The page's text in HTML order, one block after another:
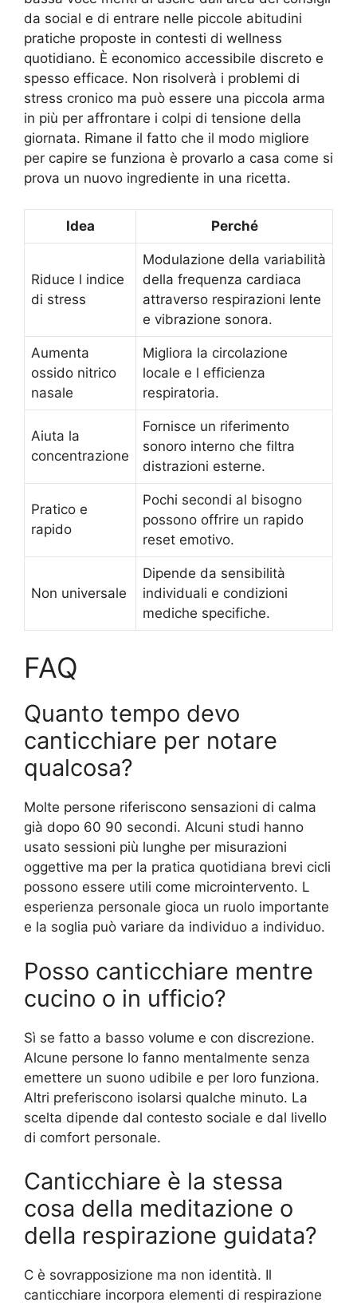
da social e di entrare nelle piccole abitudini
pratiche proposte in contesti di wellness
quotidiano. È economico accessibile discreto e
spesso efficace. Non risolverà i problemi di
stress cronico ma può essere una piccola arma
in più per affrontare i colpi di tensione della
giornata. Rimane il fatto che il modo migliore
per capire se funziona è provarlo a casa come si
prova un nuovo ingrediente in una ricetta.
Idea Perché
Riduce l indice
di stress
Modulazione della variabilità
della frequenza cardiaca
attraverso respirazioni lente
e vibrazione sonora.
Aumenta
ossido nitrico
nasale
Migliora la circolazione
locale e l efficienza
respiratoria.
Aiuta la
concentrazione
Fornisce un riferimento
sonoro interno che filtra
distrazioni esterne.
Pratico e
rapido
Pochi secondi al bisogno
possono offrire un rapido
reset emotivo.
Non universale
Dipende da sensibilità
individuali e condizioni
mediche specifiche.
FAQ
Quanto tempo devo
canticchiare per notare
qualcosa?
Molte persone riferiscono sensazioni di calma
già dopo 60 90 secondi. Alcuni studi hanno
usato sessioni più lunghe per misurazioni
oggettive ma per la pratica quotidiana brevi cicli
possono essere utili come microintervento. L
esperienza personale gioca un ruolo importante
e la soglia può variare da individuo a individuo.
Posso canticchiare mentre
cucino o in ufficio?
Sì se fatto a basso volume e con discrezione.
Alcune persone lo fanno mentalmente senza
emettere un suono udibile e per loro funziona.
Altri preferiscono isolarsi qualche minuto. La
scelta dipende dal contesto sociale e dal livello
di comfort personale.
Canticchiare è la stessa
cosa della meditazione o
della respirazione guidata?
C è sovrapposizione ma non identità. Il
canticchiare incorpora elementi di respirazione